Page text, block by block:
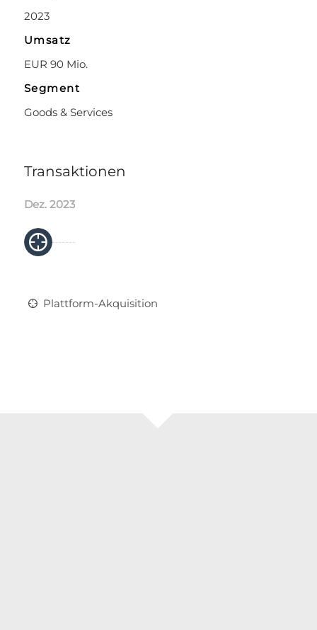
2023
Umsatz
EUR 90 Mio.
Segment
Goods & Services
Transaktionen
Dez. 2023
Plattform-Akquisition